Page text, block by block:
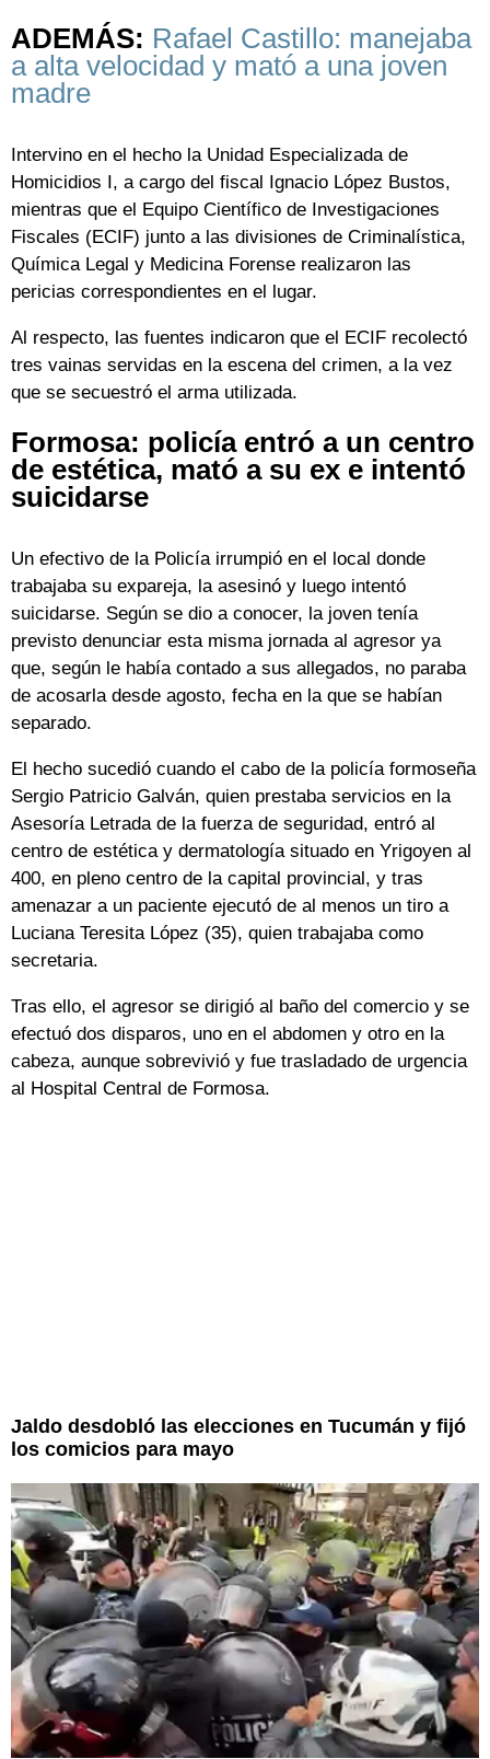
ADEMÁS: Rafael Castillo: manejaba
a alta velocidad y mató a una joven
madre
Intervino en el hecho la Unidad Especializada de
Homicidios I, a cargo del fiscal Ignacio López Bustos,
mientras que el Equipo Científico de Investigaciones
Fiscales (ECIF) junto a las divisiones de Criminalística,
Química Legal y Medicina Forense realizaron las
pericias correspondientes en el lugar.
Al respecto, las fuentes indicaron que el ECIF recolectó
tres vainas servidas en la escena del crimen, a la vez
que se secuestró el arma utilizada.
Formosa: policía entró a un centro
de estética, mató a su ex e intentó
suicidarse
Un efectivo de la Policía irrumpió en el local donde
trabajaba su expareja, la asesinó y luego intentó
suicidarse. Según se dio a conocer, la joven tenía
previsto denunciar esta misma jornada al agresor ya
que, según le había contado a sus allegados, no paraba
de acosarla desde agosto, fecha en la que se habían
separado.
El hecho sucedió cuando el cabo de la policía formoseña
Sergio Patricio Galván, quien prestaba servicios en la
Asesoría Letrada de la fuerza de seguridad, entró al
centro de estética y dermatología situado en Yrigoyen al
400, en pleno centro de la capital provincial, y tras
amenazar a un paciente ejecutó de al menos un tiro a
Luciana Teresita López (35), quien trabajaba como
secretaria.
Tras ello, el agresor se dirigió al baño del comercio y se
efectuó dos disparos, uno en el abdomen y otro en la
cabeza, aunque sobrevivió y fue trasladado de urgencia
al Hospital Central de Formosa.
Jaldo desdobló las elecciones en Tucumán y fijó
los comicios para mayo